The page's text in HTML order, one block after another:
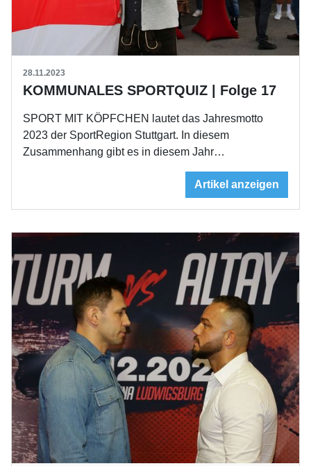
28.11.2023
KOMMUNALES SPORTQUIZ | Folge 17
SPORT MIT KÖPFCHEN lautet das Jahresmotto
2023 der SportRegion Stuttgart. In diesem
Zusammenhang gibt es in diesem Jahr…
Artikel anzeigen